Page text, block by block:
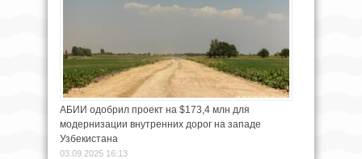
АБИИ одобрил проект на $173,4 млн для
модернизации внутренних дорог на западе
Узбекистана
03.09.2025 16:13